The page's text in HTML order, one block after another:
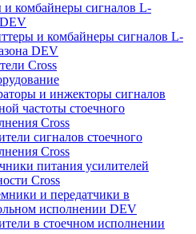
комбайнеры сигналов L-
и комбайнеры сигналов L-
DEV
Cross
и инжекторы сигналов
частоты стоечного
Cross
сигналов стоечного
Cross
питания усилителей
Cross
и передатчики в
исполнении DEV
в стоечном исполнении